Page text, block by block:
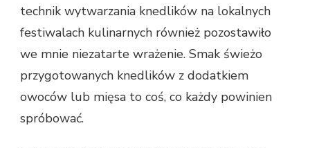
technik wytwarzania knedlików na lokalnych
festiwalach kulinarnych również pozostawiło
we mnie niezatarte wrażenie. Smak świeżo
przygotowanych knedlików z dodatkiem
owoców lub mięsa to coś, co każdy powinien
spróbować.